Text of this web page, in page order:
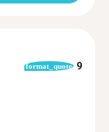
format_quote 9